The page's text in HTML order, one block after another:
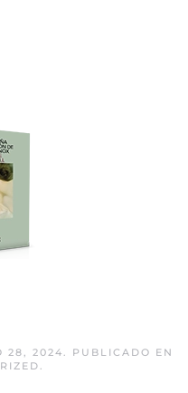
28, 2024
. PUBLICADO EN